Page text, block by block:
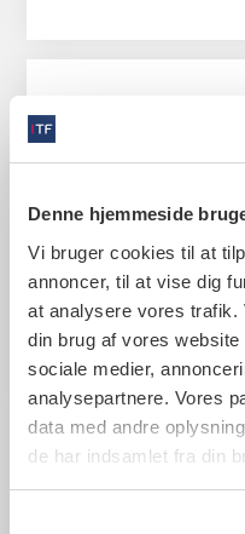
Denne hjemmeside
Vi bruger cookies til at
annoncer, til at vise dig
at analysere vores trafik.
din brug af vores
sociale medier,
analysepartnere. Vores
data med andre
de har indsamlet fra din
medlemsblad
Til dine
Her kan dine